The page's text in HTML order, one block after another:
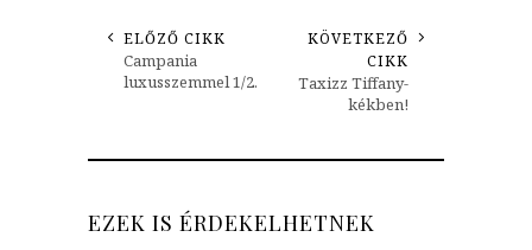
ELŐZŐ CIKK
Campania
luxusszemmel 1/2.
KÖVETKEZŐ
CIKK
Taxizz Tiffany-
kékben!
EZEK IS ÉRDEKELHETNEK